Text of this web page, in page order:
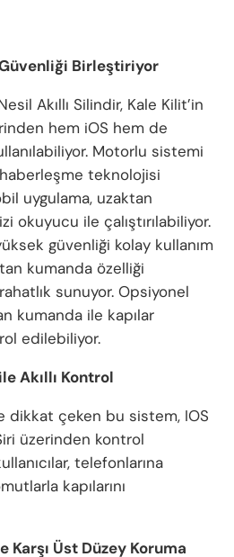
Birleştiriyor
Akıllı Silindir, Kale Kilit’in
hem iOS hem de
Motorlu sistemi
teknolojisi
uygulama, uzaktan
okuyucu ile çalıştırılabiliyor.
güvenliği kolay kullanım
kumanda özelliği
sunuyor. Opsiyonel
kumanda ile kapılar
edilebiliyor.
Akıllı Kontrol
dikkat çeken bu sistem, IOS
üzerinden kontrol
telefonlarına
kapılarını
Karşı Üst Düzey Koruma